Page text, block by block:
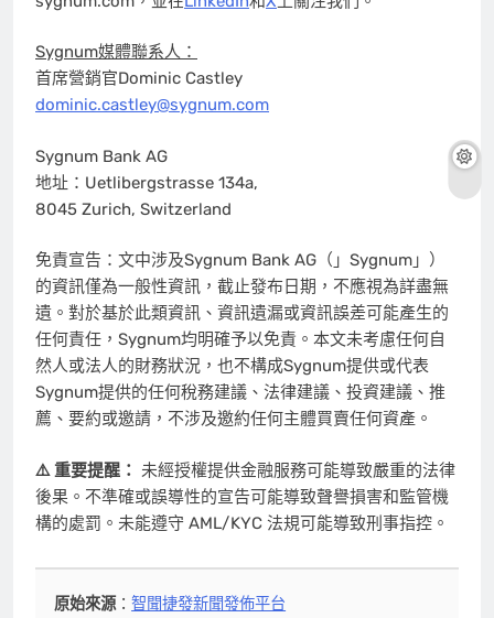
Sygnum媒體聯系人：
首席營銷官Dominic Castley
dominic.castley@sygnum.com
Sygnum Bank AG
地址：Uetlibergstrasse 134a,
8045 Zurich, Switzerland
免責宣告：文中涉及Sygnum Bank AG（」Sygnum」）
的資訊僅為一般性資訊，截止發布日期，不應視為詳盡無
遺。對於基於此類資訊、資訊遺漏或資訊誤差可能產生的
任何責任，Sygnum均明確予以免責。本文未考慮任何自
然人或法人的財務狀況，也不構成Sygnum提供或代表
Sygnum提供的任何稅務建議、法律建議、投資建議、推
薦、要約或邀請，不涉及邀約任何主體買賣任何資產。
⚠️ 重要提醒： 未經授權提供金融服務可能導致嚴重的法律
後果。不準確或誤導性的宣告可能導致聲譽損害和監管機
構的處罰。未能遵守 AML/KYC 法規可能導致刑事指控。
原始來源：智聞捷發新聞發佈平台